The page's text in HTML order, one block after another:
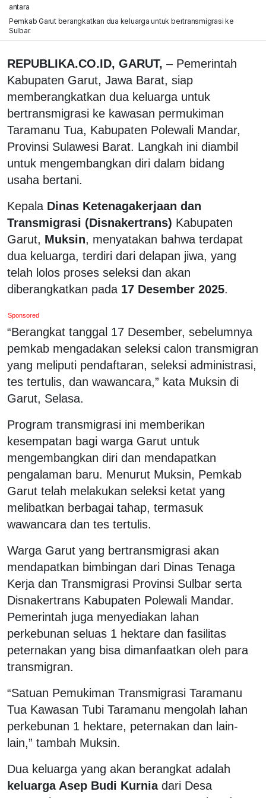
antara
Pemkab Garut berangkatkan dua keluarga untuk bertransmigrasi ke
Sulbar.
REPUBLIKA.CO.ID, GARUT, – Pemerintah
Kabupaten Garut, Jawa Barat, siap
memberangkatkan dua keluarga untuk
bertransmigrasi ke kawasan permukiman
Taramanu Tua, Kabupaten Polewali Mandar,
Provinsi Sulawesi Barat. Langkah ini diambil
untuk mengembangkan diri dalam bidang
usaha bertani.
Kepala Dinas Ketenagakerjaan dan
Transmigrasi (Disnakertrans) Kabupaten
Garut, Muksin, menyatakan bahwa terdapat
dua keluarga, terdiri dari delapan jiwa, yang
telah lolos proses seleksi dan akan
diberangkatkan pada 17 Desember 2025.
Sponsored
“Berangkat tanggal 17 Desember, sebelumnya
pemkab mengadakan seleksi calon transmigran
yang meliputi pendaftaran, seleksi administrasi,
tes tertulis, dan wawancara,” kata Muksin di
Garut, Selasa.
Program transmigrasi ini memberikan
kesempatan bagi warga Garut untuk
mengembangkan diri dan mendapatkan
pengalaman baru. Menurut Muksin, Pemkab
Garut telah melakukan seleksi ketat yang
melibatkan berbagai tahap, termasuk
wawancara dan tes tertulis.
Warga Garut yang bertransmigrasi akan
mendapatkan bimbingan dari Dinas Tenaga
Kerja dan Transmigrasi Provinsi Sulbar serta
Disnakertrans Kabupaten Polewali Mandar.
Pemerintah juga menyediakan lahan
perkebunan seluas 1 hektare dan fasilitas
peternakan yang bisa dimanfaatkan oleh para
transmigran.
“Satuan Pemukiman Transmigrasi Taramanu
Tua Kawasan Tubi Taramanu mengolah lahan
perkebunan 1 hektare, peternakan dan lain-
lain,” tambah Muksin.
Dua keluarga yang akan berangkat adalah
keluarga Asep Budi Kurniadari Desa